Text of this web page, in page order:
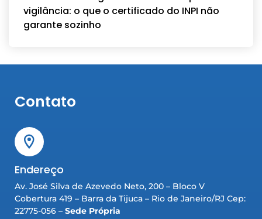
vigilância: o que o certificado do INPI não
garante sozinho
Contato
Endereço
Av. José Silva de Azevedo Neto, 200 – Bloco V
Cobertura 419 – Barra da Tijuca – Rio de Janeiro/RJ Cep:
22775-056 – Sede Própria